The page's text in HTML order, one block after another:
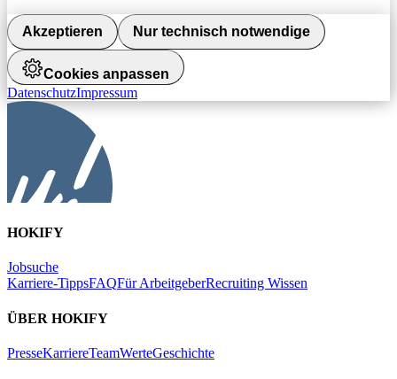
Akzeptieren Nur technisch notwendige
Cookies anpassen
DatenschutzImpressum
HOKIFY
Jobsuche
Karriere-TippsFAQFür ArbeitgeberRecruiting Wissen
ÜBER HOKIFY
PresseKarriereTeamWerteGeschichte